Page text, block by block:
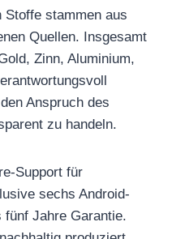
Stoffe stammen aus
Quellen. Insgesamt
Zinn, Aluminium,
Anspruch des
zu handeln.
Support für
sechs Android-
Jahre Garantie.